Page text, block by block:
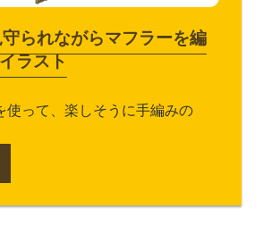
られながらマフラーを編
ラスト
使って、楽しそうに手編みの